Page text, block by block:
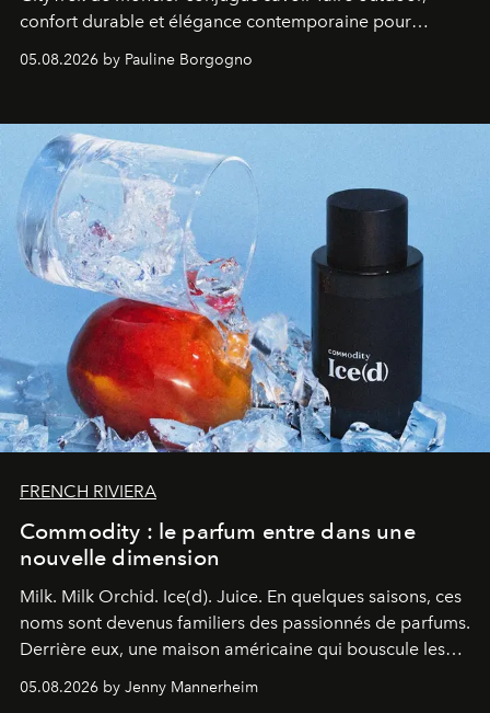
confort durable et élégance contemporaine pour
accompagner les explorations du quotidien.
05.08.2026 by Pauline Borgogno
FRENCH RIVIERA
Commodity : le parfum entre dans une
nouvelle dimension
Milk. Milk Orchid. Ice(d). Juice. En quelques saisons, ces
noms sont devenus familiers des passionnés de parfums.
Derrière eux, une maison américaine qui bouscule les
codes de la parfumerie contemporaine en proposant
une approche aussi intuitive que personnelle :
05.08.2026 by Jenny Mannerheim